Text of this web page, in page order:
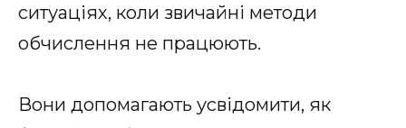
ситуаціях, коли звичайні методи
обчислення не працюють.
Вони допомагають усвідомити, як